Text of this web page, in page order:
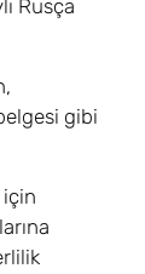
Rusça
gibi
için